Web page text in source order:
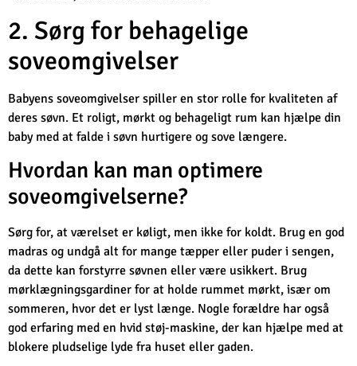
2. Sørg for behagelige
soveomgivelser
Babyens soveomgivelser spiller en stor rolle for kvaliteten af
deres søvn. Et roligt, mørkt og behageligt rum kan hjælpe din
baby med at falde i søvn hurtigere og sove længere.
Hvordan kan man optimere
soveomgivelserne?
Sørg for, at værelset er køligt, men ikke for koldt. Brug en god
madras og undgå alt for mange tæpper eller puder i sengen,
da dette kan forstyrre søvnen eller være usikkert. Brug
mørklægningsgardiner for at holde rummet mørkt, især om
sommeren, hvor det er lyst længe. Nogle forældre har også
god erfaring med en hvid støj-maskine, der kan hjælpe med at
blokere pludselige lyde fra huset eller gaden.